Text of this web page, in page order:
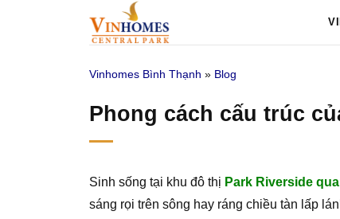
Vinhomes Bình Thạnh » Blog
Phong cách cấu trúc
Sinh sống tại khu đô thị Park Riverside
sáng rọi trên sông hay ráng chiều tàn lấp